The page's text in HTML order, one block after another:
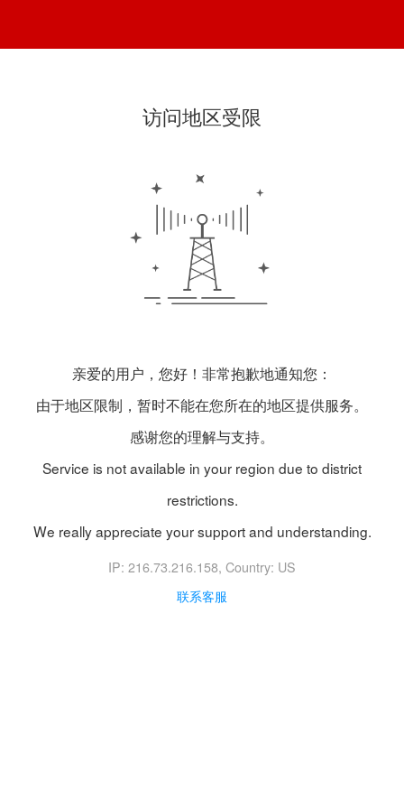
访问地区受限
亲爱的用户，您好！非常抱歉地通知您：
由于地区限制，暂时不能在您所在的地区提供服务。
感谢您的理解与支持。
Service is not available in your region due to district
restrictions.
We really appreciate your support and understanding.
IP: 216.73.216.158, Country: US
联系客服